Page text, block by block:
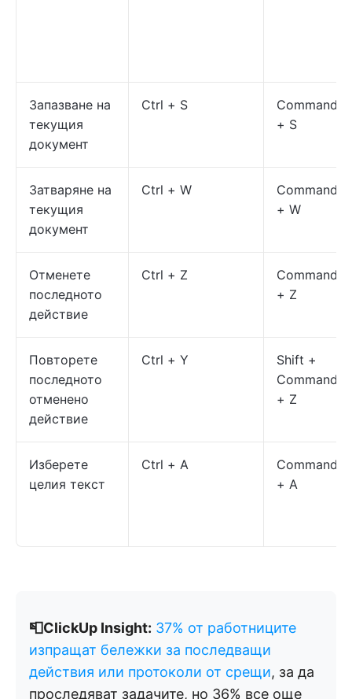
Запазване на
текущия
документ
Ctrl + S
Command
+ S
Затваряне на
текущия
документ
Ctrl + W
Command
+ W
Отменете
последното
действие
Ctrl + Z
Command
+ Z
Повторете
последното
отменено
действие
Ctrl + Y
Shift +
Command
+ Z
Изберете
целия текст
Ctrl + A
Command
+ A
📮ClickUp Insight: 37% от работниците
изпращат бележки за последващи
действия или протоколи от срещи, за да
проследяват задачите, но 36% все още